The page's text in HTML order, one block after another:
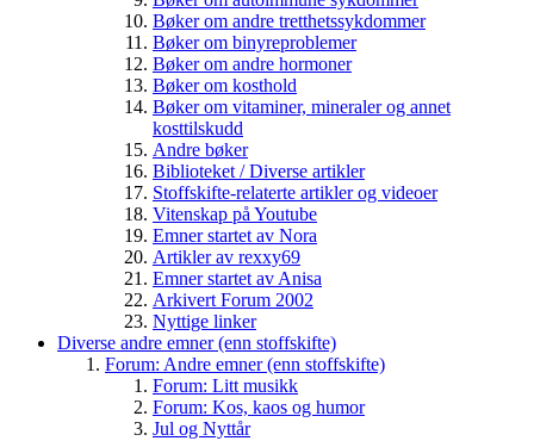
Bøker om andre tretthetssykdommer
Bøker om binyreproblemer
Bøker om andre hormoner
Bøker om kosthold
Bøker om vitaminer, mineraler og annet
kosttilskudd
Andre bøker
Biblioteket / Diverse artikler
Stoffskifte-relaterte artikler og videoer
Vitenskap på Youtube
Emner startet av Nora
Artikler av rexxy69
Emner startet av Anisa
Arkivert Forum 2002
Nyttige linker
Diverse andre emner (enn stoffskifte)
Forum: Andre emner (enn stoffskifte)
Forum: Litt musikk
Forum: Kos, kaos og humor
Jul og Nyttår